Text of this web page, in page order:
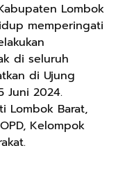
Lombok
memperingati
di seluruh
di Ujung
Juni 2024.
Lombok Barat,
Kelompok